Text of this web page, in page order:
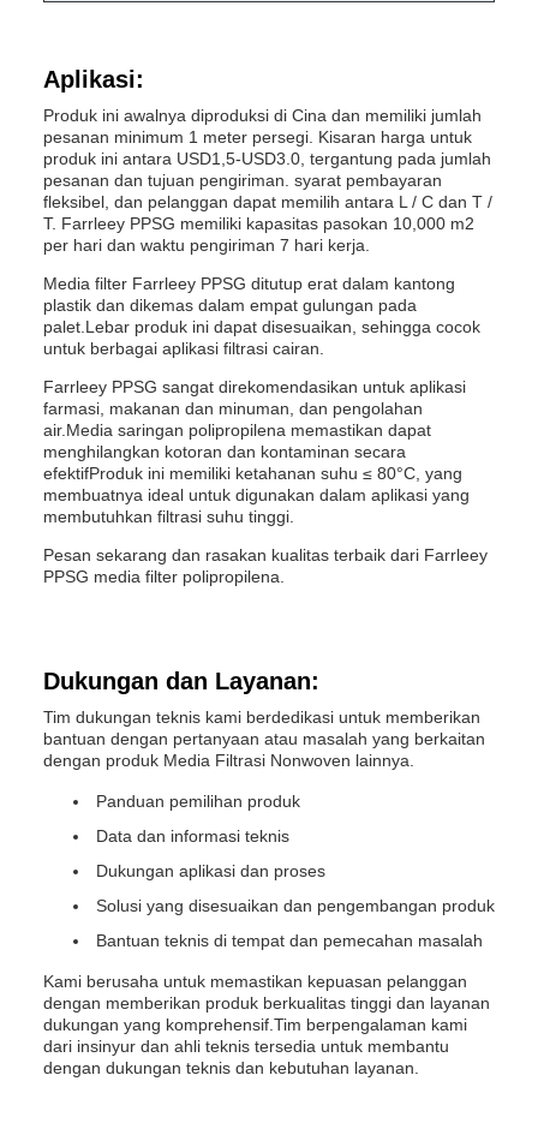
Aplikasi:
Produk ini awalnya diproduksi di Cina dan memiliki jumlah
pesanan minimum 1 meter persegi. Kisaran harga untuk
produk ini antara USD1,5-USD3.0, tergantung pada jumlah
pesanan dan tujuan pengiriman. syarat pembayaran
fleksibel, dan pelanggan dapat memilih antara L / C dan T /
T. Farrleey PPSG memiliki kapasitas pasokan 10,000 m2
per hari dan waktu pengiriman 7 hari kerja.
Media filter Farrleey PPSG ditutup erat dalam kantong
plastik dan dikemas dalam empat gulungan pada
palet.Lebar produk ini dapat disesuaikan, sehingga cocok
untuk berbagai aplikasi filtrasi cairan.
Farrleey PPSG sangat direkomendasikan untuk aplikasi
farmasi, makanan dan minuman, dan pengolahan
air.Media saringan polipropilena memastikan dapat
menghilangkan kotoran dan kontaminan secara
efektifProduk ini memiliki ketahanan suhu ≤ 80°C, yang
membuatnya ideal untuk digunakan dalam aplikasi yang
membutuhkan filtrasi suhu tinggi.
Pesan sekarang dan rasakan kualitas terbaik dari Farrleey
PPSG media filter polipropilena.
Dukungan dan Layanan:
Tim dukungan teknis kami berdedikasi untuk memberikan
bantuan dengan pertanyaan atau masalah yang berkaitan
dengan produk Media Filtrasi Nonwoven lainnya.
Panduan pemilihan produk
Data dan informasi teknis
Dukungan aplikasi dan proses
Solusi yang disesuaikan dan pengembangan produk
Bantuan teknis di tempat dan pemecahan masalah
Kami berusaha untuk memastikan kepuasan pelanggan
dengan memberikan produk berkualitas tinggi dan layanan
dukungan yang komprehensif.Tim berpengalaman kami
dari insinyur dan ahli teknis tersedia untuk membantu
dengan dukungan teknis dan kebutuhan layanan.